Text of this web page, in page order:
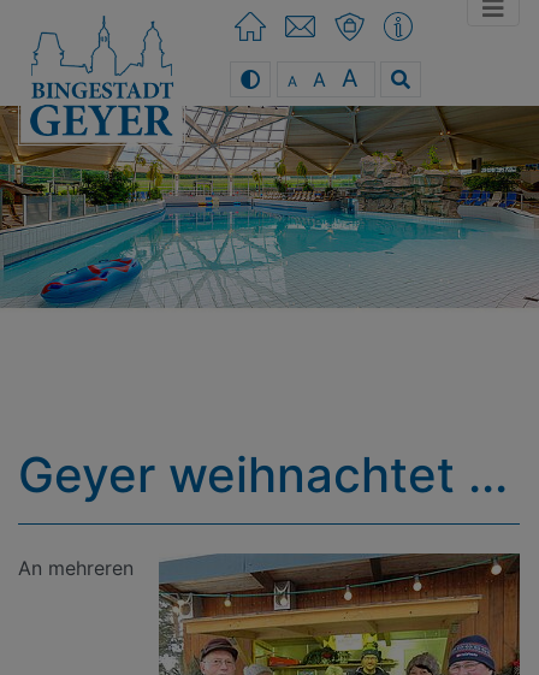
A A A
You can use the keyboard arrow keys
Geyer weihnachtet ...
An mehreren